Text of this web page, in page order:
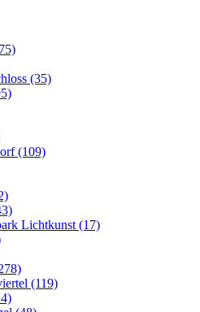
(35)
(109)
Lichtkunst (17)
(119)